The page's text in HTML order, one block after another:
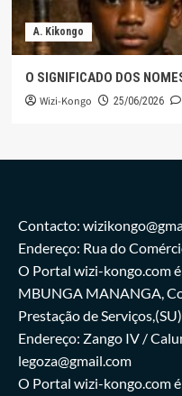
A. Kikongo
O SIGNIFICADO DOS
Wizi-Kongo 25/06/2026
Contacto:
Endereço: Rua do
O Portal wizi-kongo.com
MBUNGA MANANGA,
Prestação de
Endereço: Zango IV /
legoza@gmail.com
O Portal wizi-kongo.com